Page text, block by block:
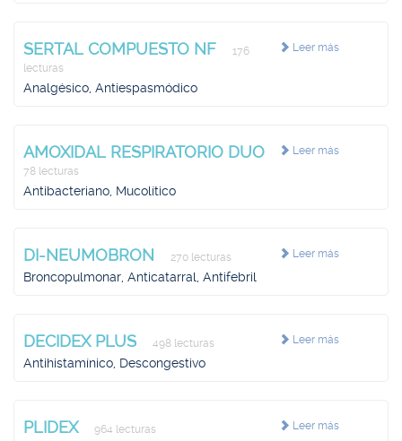
Leer más
SERTAL COMPUESTO NF
176
lecturas
Analgésico, Antiespasmódico
Leer más
AMOXIDAL RESPIRATORIO DUO
78 lecturas
Antibacteriano, Mucolítico
Leer más
DI-NEUMOBRON 270 lecturas
Broncopulmonar, Anticatarral, Antifebril
Leer más
DECIDEX PLUS 498 lecturas
Antihistamínico, Descongestivo
Leer más
PLIDEX 964 lecturas